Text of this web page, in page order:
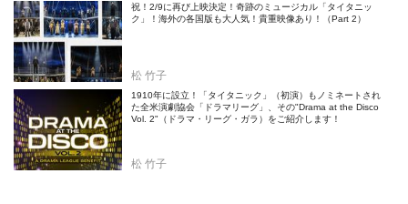
祝！2/9に再び上映決定！奇跡のミュージカル「タイタニッ
ク」！海外の各国版も大人気！貴重映像あり！（Part 2）
松 竹子
1910年に設立！「タイタニック」（初演）もノミネートされ
た全米演劇協会「ドラマリーグ」、その"Drama at the Disco
Vol. 2"（ドラマ・リーグ・ガラ）をご紹介します！
松 竹子